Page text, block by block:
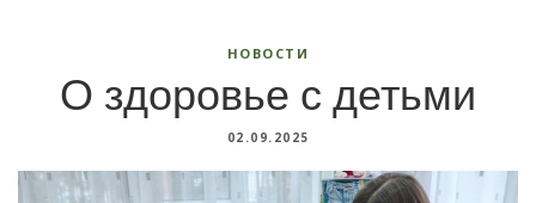
НОВОСТИ
О здоровье с детьми
02.09.2025